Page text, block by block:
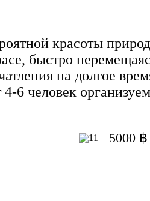
красоты
быстро
на долгое
человек
5000 ฿